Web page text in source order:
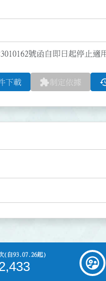
號函自即日起停止適
下載 extension制定依據
(自93.07.26起)